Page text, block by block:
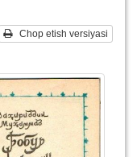
Chop etish versiyasi